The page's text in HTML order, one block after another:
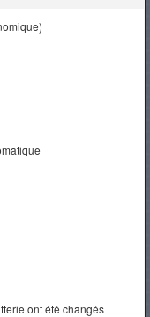
ont été changés